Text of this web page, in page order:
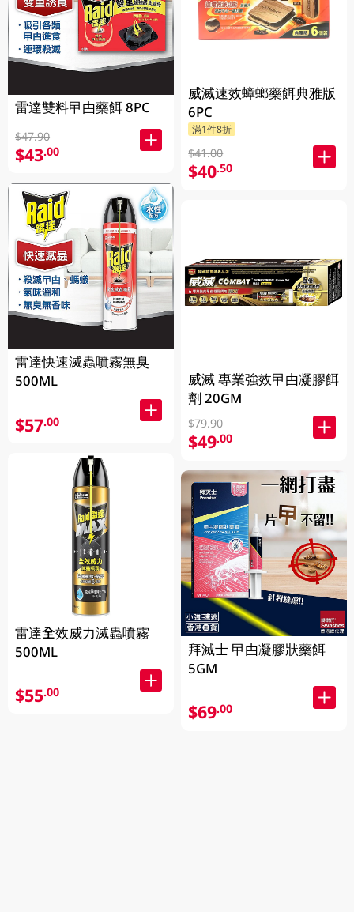
雷達雙料曱甴藥餌 8PC
$47.90
$43.00
雷達快速滅蟲噴霧無臭
500ML
$57.00
雷達全效威力滅蟲噴霧
500ML
$55.00
威滅速效蟑螂藥餌典雅版
6PC
滿1件8折
$41.00
$40.50
威滅 專業強效曱甴凝膠餌
劑 20GM
$79.90
$49.00
拜滅士 曱甴凝膠狀藥餌
5GM
$69.00